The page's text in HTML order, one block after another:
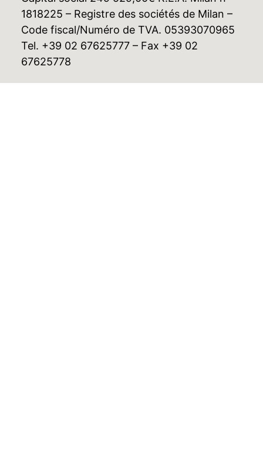
1818225 – Registre des sociétés de Milan –
Code fiscal/Numéro de TVA. 05393070965
Tel. +39 02 67625777 – Fax +39 02
67625778